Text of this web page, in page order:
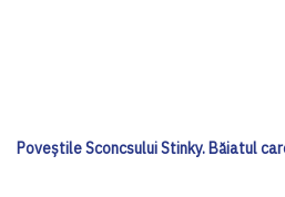
Poveștile Sconcsului Stinky. Băiatul